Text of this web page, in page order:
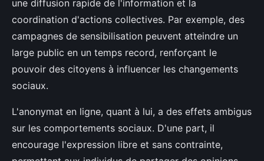
une diffusion rapide de l'information et la
coordination d'actions collectives. Par exemple, des
campagnes de sensibilisation peuvent atteindre un
large public en un temps record, renforçant le
pouvoir des citoyens à influencer les changements
sociaux.
L'anonymat en ligne, quant à lui, a des effets ambigus
sur les comportements sociaux. D'une part, il
encourage l'expression libre et sans contrainte,